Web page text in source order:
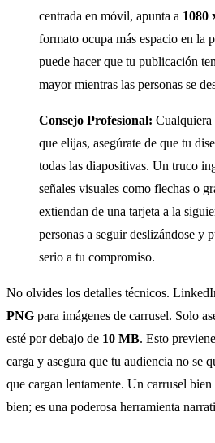
centrada en móvil, apunta a 1080
formato ocupa más espacio en la
puede hacer que tu publicación
mayor mientras las personas se
Consejo Profesional: Cualquiera
que elijas, asegúrate de que tu
todas las diapositivas. Un truco
señales visuales como flechas o
extiendan de una tarjeta a la
personas a seguir deslizándose y
serio a tu compromiso.
No olvides los detalles técnicos.
PNG para imágenes de carrusel. Solo
esté por debajo de 10 MB. Esto
carga y asegura que tu audiencia no se
que cargan lentamente. Un carrusel
bien; es una poderosa herramienta